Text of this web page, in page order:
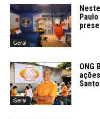
Geral
Geral
ONG